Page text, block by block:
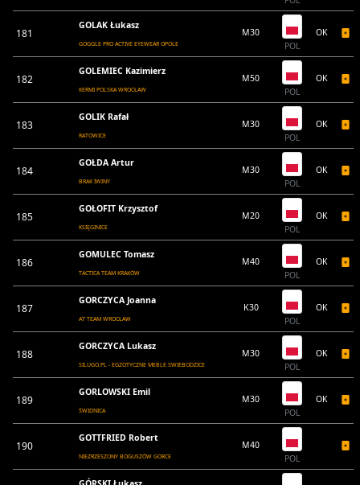
181
GOLAK Łukasz
GOGGLE PRO ACTIVE EYEWEAR OPOLE
M30
POL
OK
182
GOLEMIEC Kazimierz
KERMI POLSKA WROCŁAW
M50
POL
OK
183
GOLIK Rafał
RATOWICE
M30
POL
OK
184
GOŁDA Artur
BRAK IWINY
M30
POL
OK
185
GOŁOFIT Krzysztof
KSIĘGINICE
M20
POL
OK
186
GOMULEC Tomasz
TACTICA TEAM KRAKÓW
M40
POL
OK
187
GORCZYCA Joanna
AT TEAM WROCŁAW
K30
POL
OK
188
GORCZYCA Lukasz
SILUGO.PL - EGZOTYCZNE MEBLE SWIEBODZICE
M30
POL
OK
189
GORLOWSKI Emil
ŚWIDNICA
M30
POL
OK
190
GOTTFRIED Robert
NIEZRZESZONY BOGUSZÓW GORCE
M40
POL